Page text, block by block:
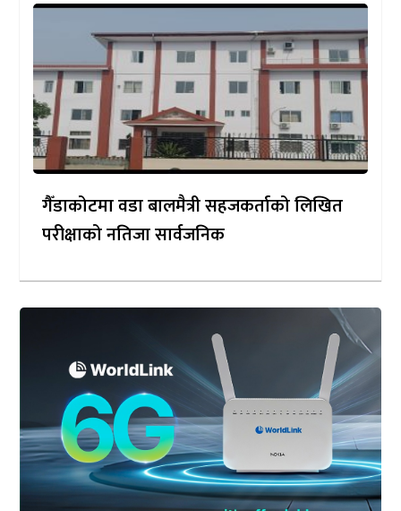
गैँडाकोटमा वडा बालमैत्री सहजकर्ताको लिखित
परीक्षाको नतिजा सार्वजनिक